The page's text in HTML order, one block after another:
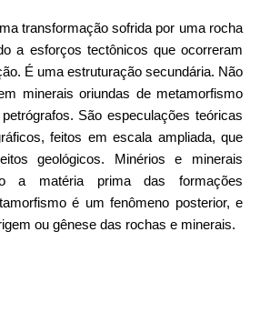
transformação sofrida por uma rocha
a esforços tectônicos que ocorreram
É uma estruturação secundária. Não
minerais oriundas de metamorfismo
São especulações teóricas
feitos em escala ampliada, que
geológicos. Minérios e minerais
a matéria prima das formações
é um fenômeno posterior, e
ou gênese das rochas e minerais.